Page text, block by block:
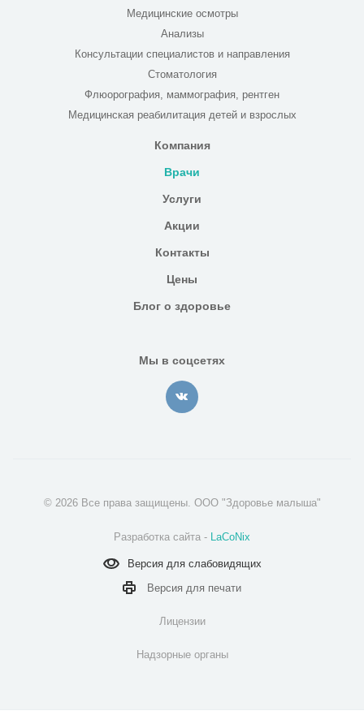
Медицинские осмотры
Анализы
Консультации специалистов и направления
Стоматология
Флюорография, маммография, рентген
Медицинская реабилитация детей и взрослых
Компания
Врачи
Услуги
Акции
Контакты
Цены
Блог о здоровье
Мы в соцсетях
© 2026 Все права защищены. ООО "Здоровье малыша"
Разработка сайта - LaCoNix
Версия дляслабовидящих
Версия для печати
Лицензии
Надзорные органы